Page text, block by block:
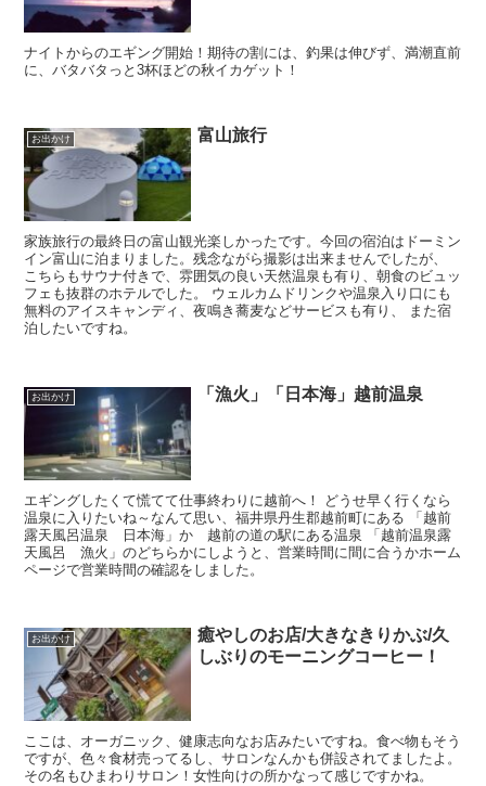
ナイトからのエギング開始！期待の割には、釣果は伸びず、満潮直前
に、バタバタっと3杯ほどの秋イカゲット！
お出かけ 富山旅行
家族旅行の最終日の富山観光楽しかったです。今回の宿泊はドーミン
イン富山に泊まりました。残念ながら撮影は出来ませんでしたが、
こちらもサウナ付きで、雰囲気の良い天然温泉も有り、朝食のビュッ
フェも抜群のホテルでした。 ウェルカムドリンクや温泉入り口にも
無料のアイスキャンディ、夜鳴き蕎麦などサービスも有り、 また宿
泊したいですね。
お出かけ 「漁火」「日本海」越前温泉
エギングしたくて慌てて仕事終わりに越前へ！ どうせ早く行くなら
温泉に入りたいね～なんて思い、福井県丹生郡越前町にある 「越前
露天風呂温泉 日本海」か 越前の道の駅にある温泉 「越前温泉露
天風呂 漁火」のどちらかにしようと、営業時間に間に合うかホーム
ページで営業時間の確認をしました。
お出かけ
癒やしのお店/大きなきりかぶ/久
しぶりのモーニングコーヒー！
ここは、オーガニック、健康志向なお店みたいですね。食べ物もそう
ですが、色々食材売ってるし、サロンなんかも併設されてましたよ。
その名もひまわりサロン！女性向けの所かなって感じですかね。